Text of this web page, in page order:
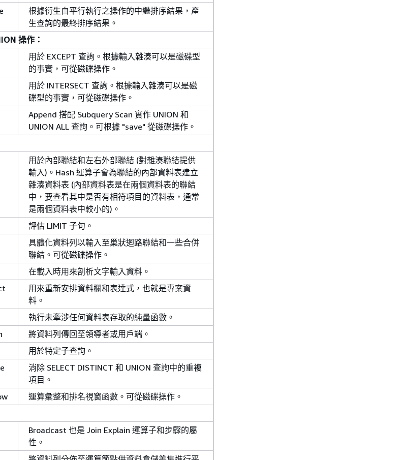
根據衍生自平行執行之操作的中繼排序結果，產
生查詢的最終排序結果。
操作：
用於 EXCEPT 查詢。根據輸入雜湊可以是磁碟型
的事實，可從磁碟操作。
用於 INTERSECT 查詢。根據輸入雜湊可以是磁
碟型的事實，可從磁碟操作。
Append 搭配 Subquery Scan 實作 UNION 和
UNION ALL 查詢。可根據 "save" 從磁碟操作。
用於內部聯結和左右外部聯結 (對雜湊聯結提供
輸入)。Hash 運算子會為聯結的內部資料表建立
雜湊資料表 (內部資料表是在兩個資料表的聯結
中，要查看其中是否有相符項目的資料表，通常
是兩個資料表中較小的)。
評估 LIMIT 子句。
具體化資料列以輸入至巢狀迴路聯結和一些合併
聯結。可從磁碟操作。
在載入時用來剖析文字輸入資料。
用來重新安排資料欄和表達式，也就是專案資
料。
執行未牽涉任何資料表存取的純量函數。
將資料列傳回至領導者或用戶端。
用於特定子查詢。
消除 SELECT DISTINCT 和 UNION 查詢中的重複
項目。
運算彙整和排名視窗函數。可從磁碟操作。
Broadcast 也是 Join Explain 運算子和步驟的屬
性。